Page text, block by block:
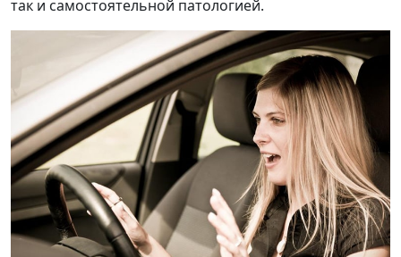
так и самостоятельной патологией.